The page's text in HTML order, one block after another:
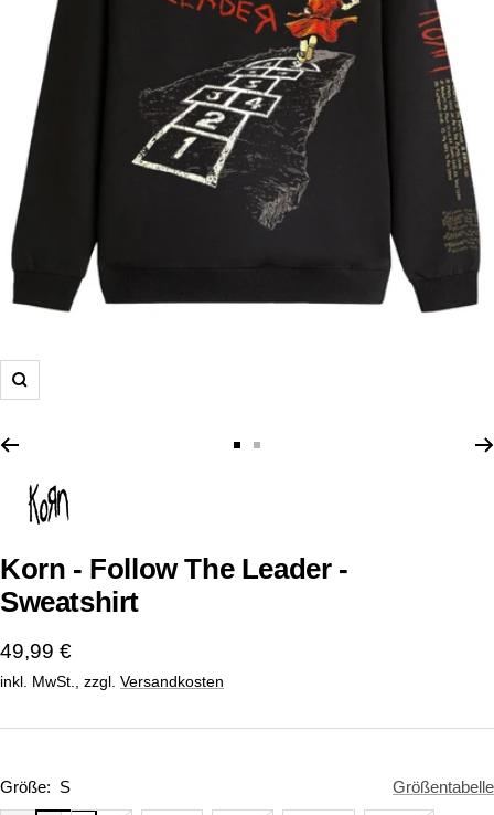
Zoom
Korn - Follow The Leader -
Sweatshirt
Angebotspreis
49,99 €
inkl. MwSt., zzgl. Versandkosten
Größe: S Größentabelle